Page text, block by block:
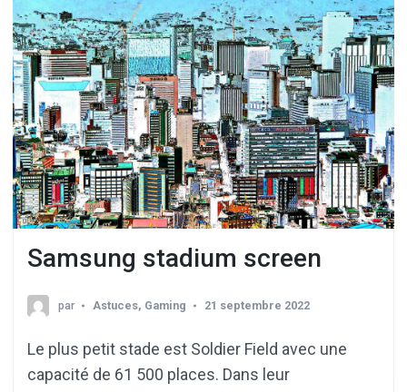
Samsung stadium screen
par Astuces, Gaming 21 septembre 2022
Le plus petit stade est Soldier Field avec une
capacité de 61 500 places. Dans leur